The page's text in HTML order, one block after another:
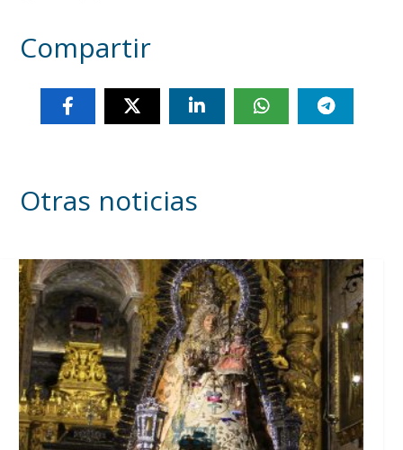
Compartir
Otras noticias